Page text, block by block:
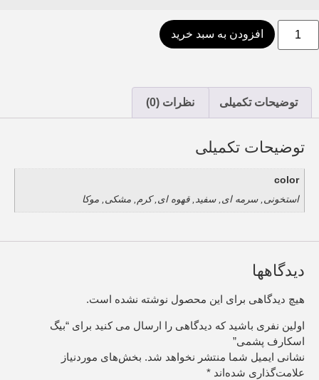
افزودن به سبد خرید
توضیحات تکمیلی نظرات (0)
توضیحات تکمیلی
color
استخونی, سرمه ای, سفید, قهوه ای, کرم, مشکی, موکا
دیدگاهها
هیچ دیدگاهی برای این محصول نوشته نشده است.
اولین نفری باشید که دیدگاهی را ارسال می کنید برای “بیگ
اسکارف پشمی”
نشانی ایمیل شما منتشر نخواهد شد. بخش‌های موردنیاز
علامت‌گذاری شده‌اند *